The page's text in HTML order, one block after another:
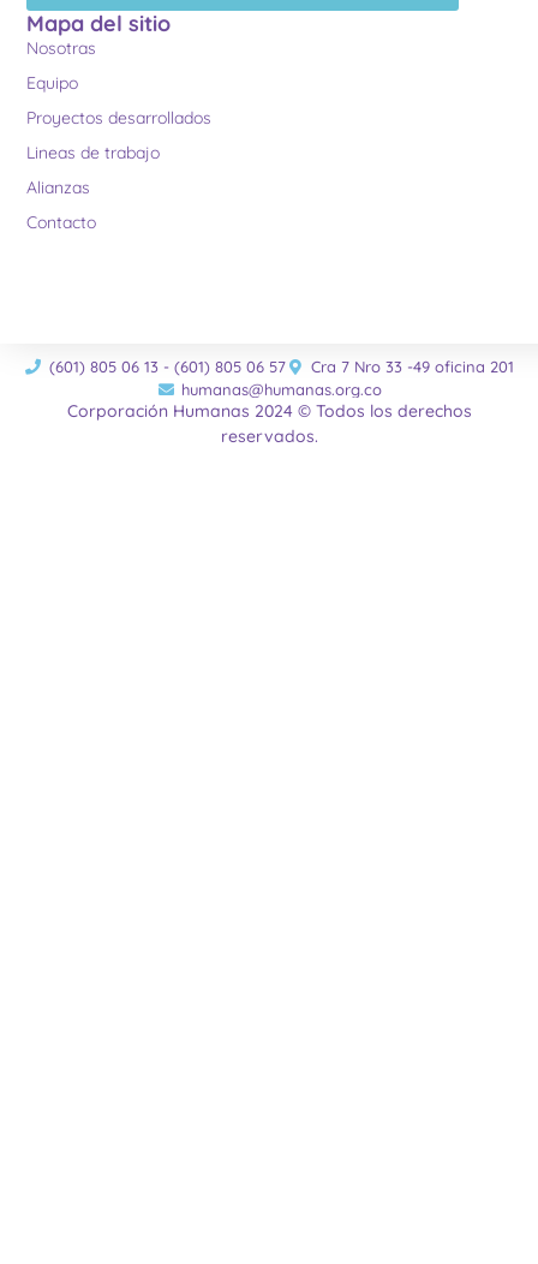
Mapa del sitio
Nosotras
Equipo
Proyectos desarrollados
Lineas de trabajo
Alianzas
Contacto
(601) 805 06 13 - (601) 805 06 57
Cra 7 Nro 33 -49 oficina 201
humanas@humanas.org.co
Corporación Humanas 2024 © Todos los derechos
reservados.